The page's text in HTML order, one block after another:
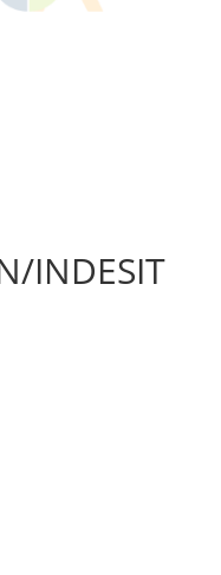
INDESIT